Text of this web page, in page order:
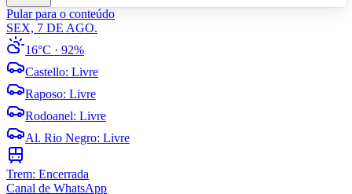
Pular para o conteúdo
SEX, 7 DE AGO.
16°C · 92%
Castello: Livre
Raposo: Livre
Rodoanel: Livre
Al. Rio Negro: Livre
Trem: Encerrada
Canal de WhatsApp